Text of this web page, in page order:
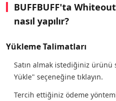
BUFFBUFF'ta
nasıl yapılır?
Yükleme Talimatları
Satın almak istediğiniz ürünü
Yükle" seçeneğine tıklayın.
Tercih ettiğiniz ödeme